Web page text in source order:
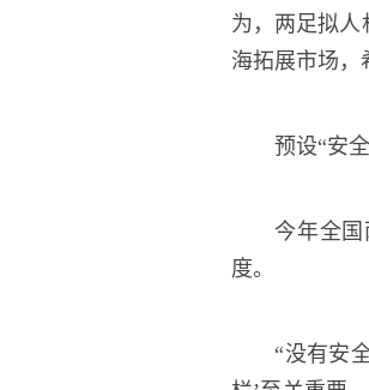
为，两足拟人
海拓展市场，
预设“安
今年全
度。
“没有安